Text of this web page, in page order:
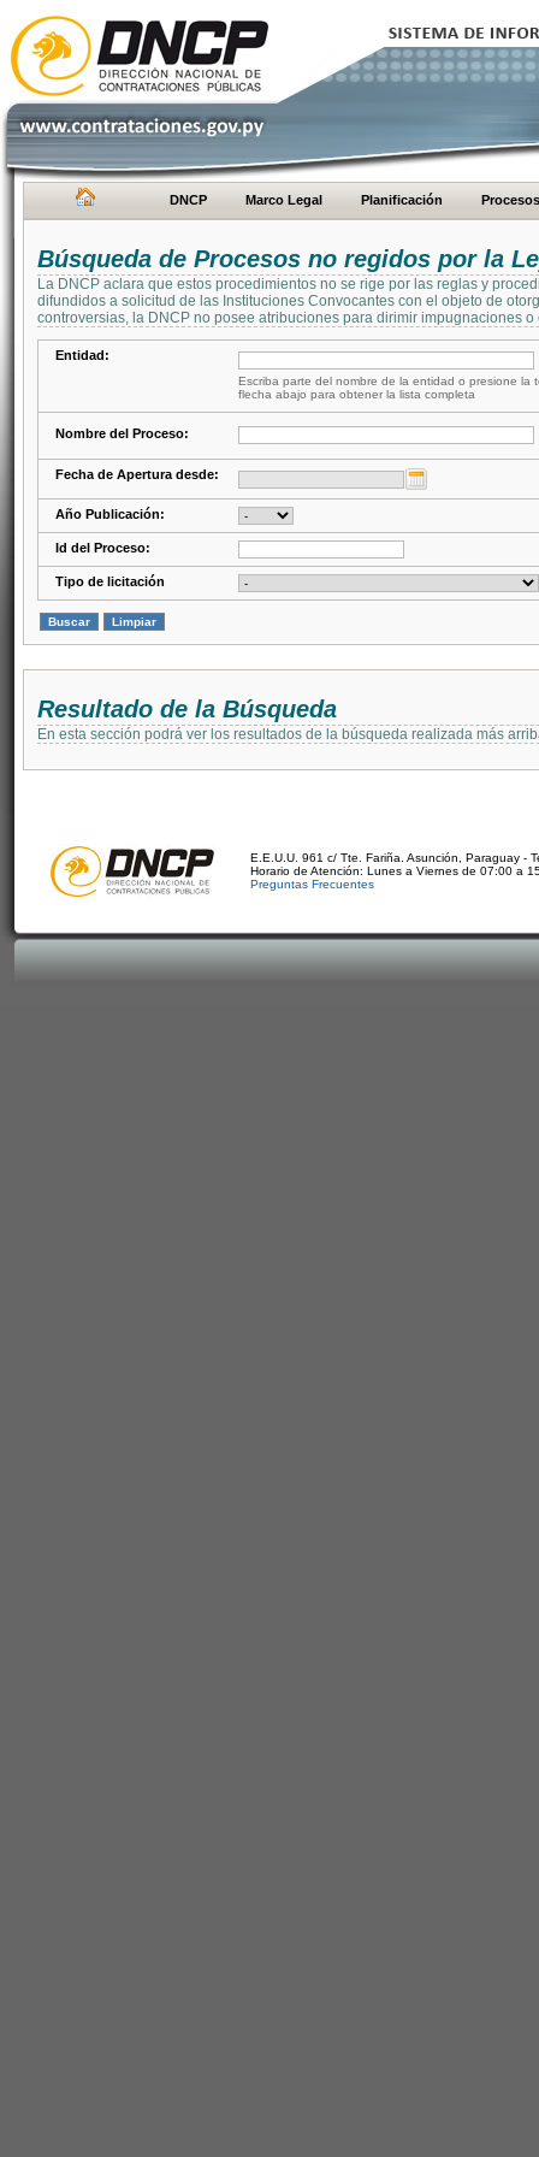
DNCP Marco Legal Planificación Procesos
Búsqueda de Procesos no regidos por la
La DNCP aclara que estos procedimientos no se rige por las reglas y
difundidos a solicitud de las Instituciones Convocantes con el objeto de
controversias, la DNCP no posee atribuciones para dirimir impugnaciones
Entidad:
Escriba parte del nombre de la entidad o presione la
flecha abajo para obtener la lista completa
Nombre del Proceso:
Fecha de Apertura desde:
Año Publicación:
Id del Proceso:
Tipo de licitación
Resultado de la Búsqueda
En esta sección podrá ver los resultados de la búsqueda realizada más
E.E.U.U. 961 c/ Tte. Fariña. Asunción, Paraguay -
Horario de Atención: Lunes a Viernes de 07:00 a
Preguntas Frecuentes